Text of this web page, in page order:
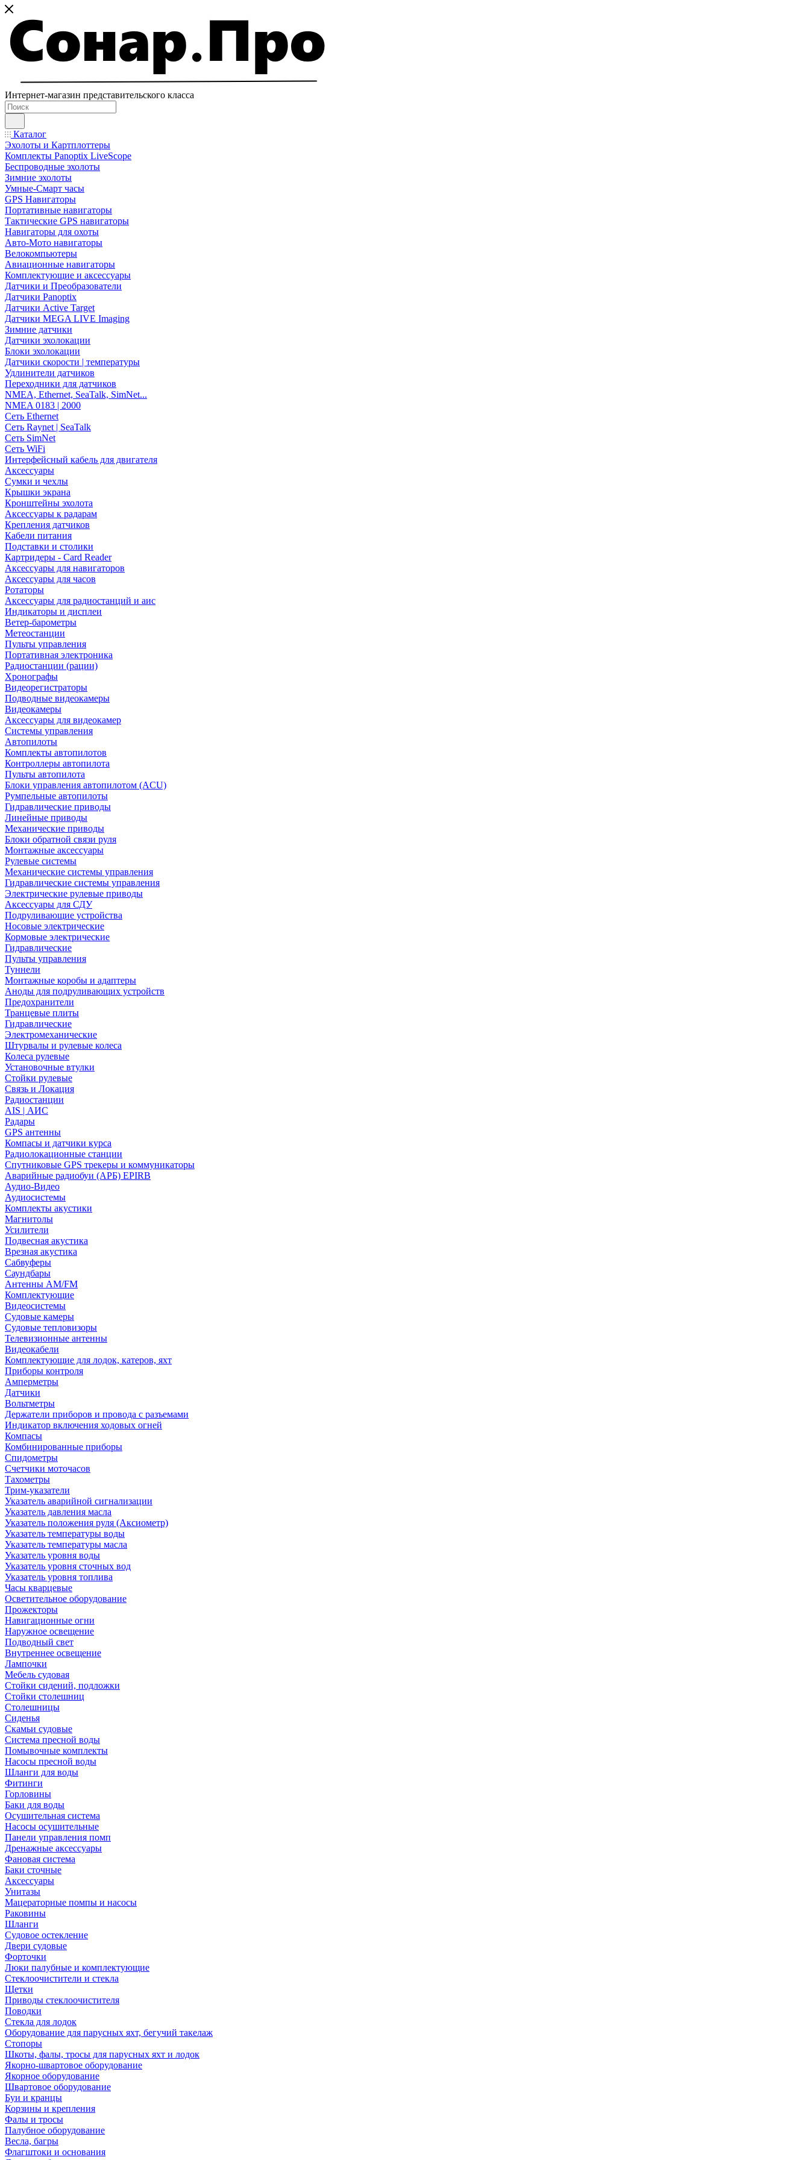
Интернет-магазин представительского класса
Каталог
Эхолоты и Картплоттеры
Комплекты Panoptix LiveScope
Беспроводные эхолоты
Зимние эхолоты
Умные-Смарт часы
GPS Навигаторы
Портативные навигаторы
Тактические GPS навигаторы
Навигаторы для охоты
Авто-Мото навигаторы
Велокомпьютеры
Авиационные навигаторы
Комплектующие и аксессуары
Датчики и Преобразователи
Датчики Panoptix
Датчики Active Target
Датчики MEGA LIVE Imaging
Зимние датчики
Датчики эхолокации
Блоки эхолокации
Датчики скорости | температуры
Удлинители датчиков
Переходники для датчиков
NMEA, Ethernet, SeaTalk, SimNet...
NMEA 0183 | 2000
Сеть Ethernet
Сеть Raynet | SeaTalk
Сеть SimNet
Сеть WiFi
Интерфейсный кабель для двигателя
Аксессуары
Сумки и чехлы
Крышки экрана
Кронштейны эхолота
Аксессуары к радарам
Крепления датчиков
Кабели питания
Подставки и столики
Картридеры - Card Reader
Аксессуары для навигаторов
Аксессуары для часов
Ротаторы
Аксессуары для радиостанций и аис
Индикаторы и дисплеи
Ветер-барометры
Метеостанции
Пульты управления
Портативная электроника
Радиостанции (рации)
Хронографы
Видеорегистраторы
Подводные видеокамеры
Видеокамеры
Аксессуары для видеокамер
Системы управления
Автопилоты
Комплекты автопилотов
Контроллеры автопилота
Пульты автопилота
Блоки управления автопилотом (ACU)
Румпельные автопилоты
Гидравлические приводы
Линейные приводы
Механические приводы
Блоки обратной связи руля
Монтажные аксессуары
Рулевые системы
Механические системы управления
Гидравлические системы управления
Электрические рулевые приводы
Аксессуары для СДУ
Подруливающие устройства
Носовые электрические
Кормовые электрические
Гидравлические
Пульты управления
Туннели
Монтажные коробы и адаптеры
Аноды для подруливающих устройств
Предохранители
Транцевые плиты
Гидравлические
Электромеханические
Штурвалы и рулевые колеса
Колеса рулевые
Установочные втулки
Стойки рулевые
Связь и Локация
Радиостанции
AIS | АИС
Радары
GPS антенны
Компасы и датчики курса
Радиолокационные станции
Спутниковые GPS трекеры и коммуникаторы
Аварийные радиобуи (АРБ) EPIRB
Аудио-Видео
Аудиосистемы
Комплекты акустики
Магнитолы
Усилители
Подвесная акустика
Врезная акустика
Сабвуферы
Саундбары
Антенны AM/FM
Комплектующие
Видеосистемы
Судовые камеры
Cудовые тепловизоры
Телевизионные антенны
Видеокабели
Комплектующие для лодок, катеров, яхт
Приборы контроля
Амперметры
Датчики
Вольтметры
Держатели приборов и провода с разъемами
Индикатор включения ходовых огней
Компасы
Комбинированные приборы
Спидометры
Счетчики моточасов
Тахометры
Трим-указатели
Указатель аварийной сигнализации
Указатель давления масла
Указатель положения руля (Аксиометр)
Указатель температуры воды
Указатель температуры масла
Указатель уровня воды
Указатель уровня сточных вод
Указатель уровня топлива
Часы кварцевые
Осветительное оборудование
Прожекторы
Навигационные огни
Наружное освещение
Подводный свет
Внутреннее освещение
Лампочки
Мебель судовая
Стойки сидений, подложки
Стойки столешниц
Столешницы
Сиденья
Скамьи судовые
Система пресной воды
Помывочные комплекты
Насосы пресной воды
Шланги для воды
Фитинги
Горловины
Баки для воды
Осушительная система
Насосы осушительные
Панели управления помп
Дренажные аксессуары
Фановая система
Баки сточные
Аксессуары
Унитазы
Мацераторные помпы и насосы
Раковины
Шланги
Судовое остекление
Двери судовые
Форточки
Люки палубные и комплектующие
Стеклоочистители и стекла
Щетки
Приводы стеклоочистителя
Поводки
Стекла для лодок
Оборудование для парусных яхт, бегучий такелаж
Стопоры
Шкоты, фалы, тросы для парусных яхт и лодок
Якорно-швартовое оборудование
Якорное оборудование
Швартовое оборудование
Буи и кранцы
Корзины и крепления
Фалы и тросы
Палубное оборудование
Весла, багры
Флагштоки и основания